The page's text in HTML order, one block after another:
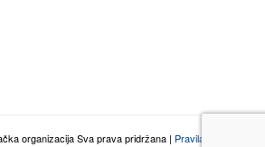
organizacija Sva prava pridržana | Pravila o